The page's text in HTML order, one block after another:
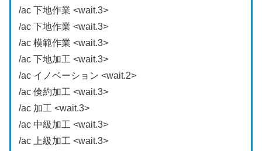
/ac 下地作業 <wait.3>
/ac 下地作業 <wait.3>
/ac 模範作業 <wait.3>
/ac 下地加工 <wait.3>
/ac イノベーション <wait.2>
/ac 倹約加工 <wait.3>
/ac 加工 <wait.3>
/ac 中級加工 <wait.3>
/ac 上級加工 <wait.3>